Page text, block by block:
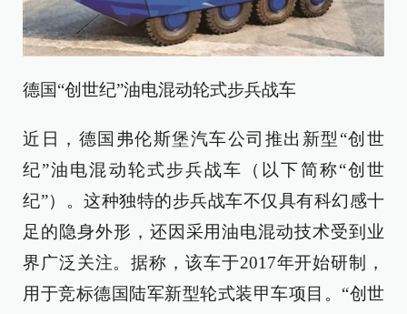
德国“创世纪”油电混动轮式步兵战车
近日，德国弗伦斯堡汽车公司推出新型“创世
纪”油电混动轮式步兵战车（以下简称“创世
纪”）。这种独特的步兵战车不仅具有科幻感十
足的隐身外形，还因采用油电混动技术受到业
界广泛关注。据称，该车于2017年开始研制，
用于竞标德国陆军新型轮式装甲车项目。“创世